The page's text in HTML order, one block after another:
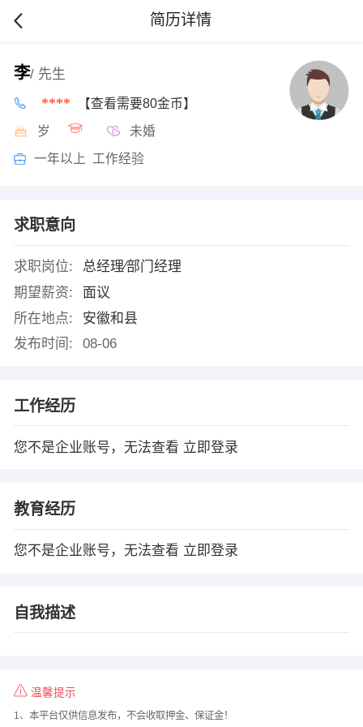
简历详情
李/ 先生
**** 【查看需要80金币】
岁 未婚
一年以上 工作经验
求职意向
求职岗位:
总经理∕部门经理
期望薪资:
面议
所在地点:
安徽和县
发布时间:
08-06
工作经历
您不是企业账号，无法查看 立即登录
教育经历
您不是企业账号，无法查看 立即登录
自我描述
温馨提示
1、本平台仅供信息发布，不会收取押金、保证金！